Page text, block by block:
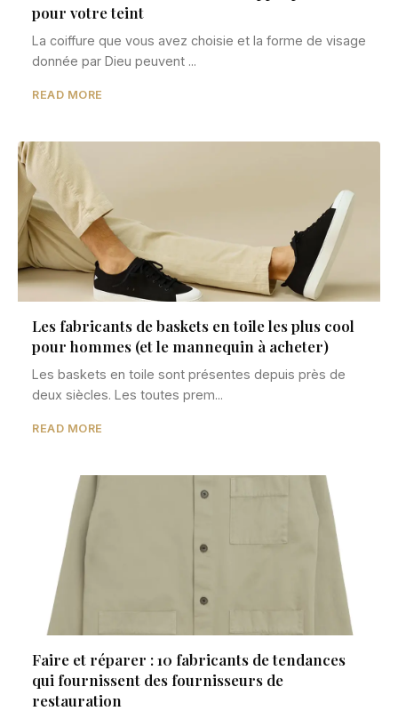
pour votre teint
La coiffure que vous avez choisie et la forme de visage
donnée par Dieu peuvent ...
READ MORE
Les fabricants de baskets en toile les plus cool
pour hommes (et le mannequin à acheter)
Les baskets en toile sont présentes depuis près de
deux siècles. Les toutes prem...
READ MORE
Faire et réparer : 10 fabricants de tendances
qui fournissent des fournisseurs de
restauration